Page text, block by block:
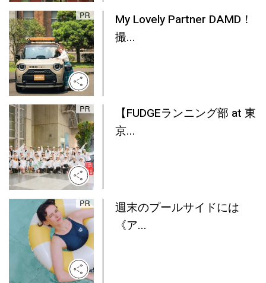
My Lovely Partner DAMD！
撮...
【FUDGEランニング部 at 東
京...
週末のプールサイドには
《ア...